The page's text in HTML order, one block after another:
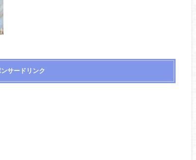
サードリンク